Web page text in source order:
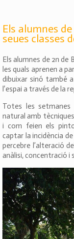
Els alumnes
seues classes
Els alumnes de 2n de
les quals aprenen a
dibuixar sinó també
l’espai a través de la
Totes les setmanes
natural amb tècniques
i com feien els
captar la incidència
percebre l’alteració
anàlisi, concentració i